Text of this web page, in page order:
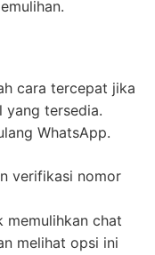
cara tercepat jika
yang tersedia.
WhatsApp.
verifikasi nomor
memulihkan chat
melihat opsi ini